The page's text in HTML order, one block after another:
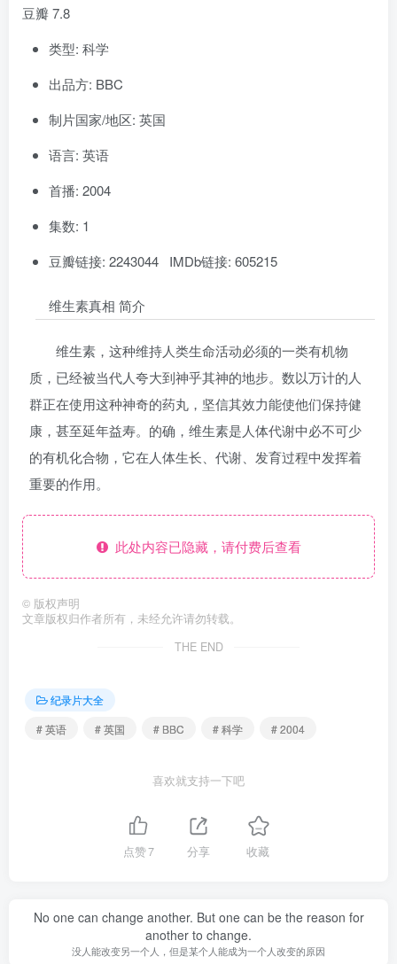
豆瓣 7.8
类型: 科学
出品方: BBC
制片国家/地区: 英国
语言: 英语
首播: 2004
集数: 1
豆瓣链接: 2243044 IMDb链接: 605215
维生素真相 简介
维生素，这种维持人类生命活动必须的一类有机物
质，已经被当代人夸大到神乎其神的地步。数以万计的人
群正在使用这种神奇的药丸，坚信其效力能使他们保持健
康，甚至延年益寿。的确，维生素是人体代谢中必不可少
的有机化合物，它在人体生长、代谢、发育过程中发挥着
重要的作用。
此处内容已隐藏，请付费后查看
© 版权声明
文章版权归作者所有，未经允许请勿转载。
THE END
纪录片大全
# 英语
# 英国 # BBC # 科学 # 2004
喜欢就支持一下吧
点赞7 分享 收藏
No one can change another. But one can be the reason for
another to change.
没人能改变另一个人，但是某个人能成为一个人改变的原因